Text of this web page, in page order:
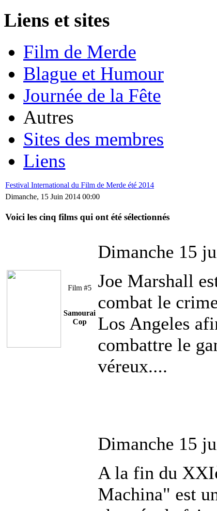
Liens et sites
Film de Merde
Blague et Humour
Journée de la Fête
Autres
Sites des membres
Liens
Festival International du Film de Merde été 2014
Dimanche, 15 Juin 2014 00:00
Voici les cinq films qui ont été sélectionnés
Film #5
Samourai
Cop
Dimanche 15
Joe Marshall
combat le
Los Angeles
combattre le
véreux....
Dimanche 15
A la fin du
Machina" est